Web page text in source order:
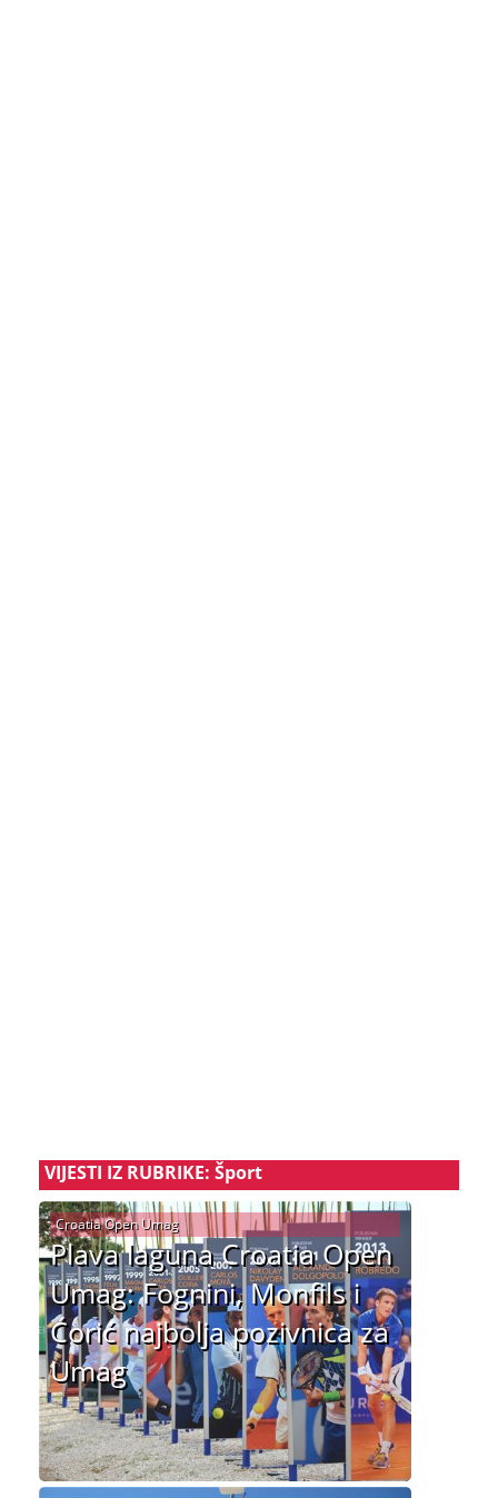
VIJESTI IZ RUBRIKE: Šport
Plava laguna Croatia Open
Umag: Fognini, Monfils i
Ćorić najbolja pozivnica za
Umag
Croatia Open Umag